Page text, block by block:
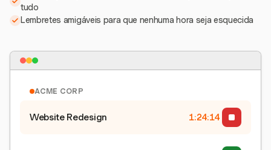
tudo
Lembretes amigáveis para que nenhuma hora seja esquecida
ACME CORP
Website Redesign 1:24:15